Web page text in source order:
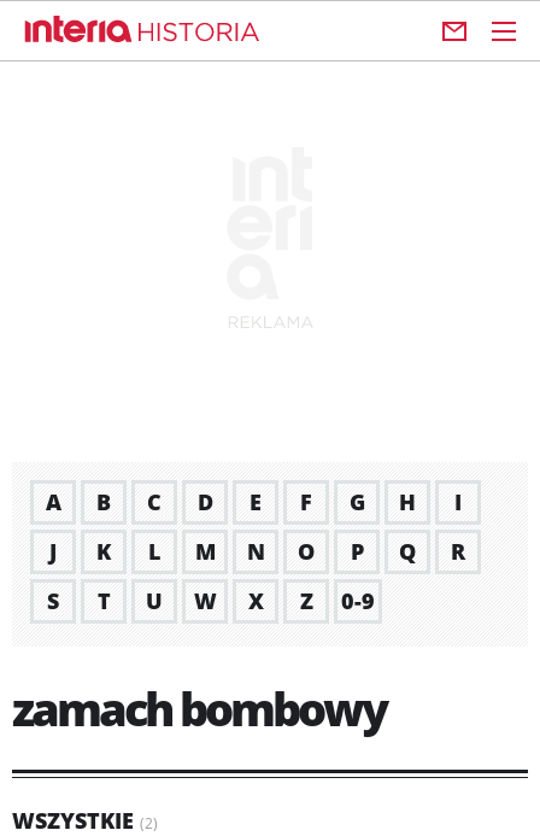
A B C D E F G H
I
J
K L M N O P Q
R
S
T U W X Z 0-9
zamach bombowy
WSZYSTKIE (2)